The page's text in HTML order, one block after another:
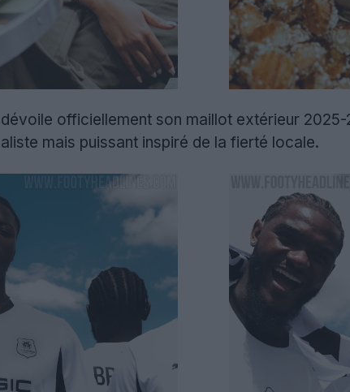
officiellement son maillot extérieur
mais puissant inspiré de la fierté locale.